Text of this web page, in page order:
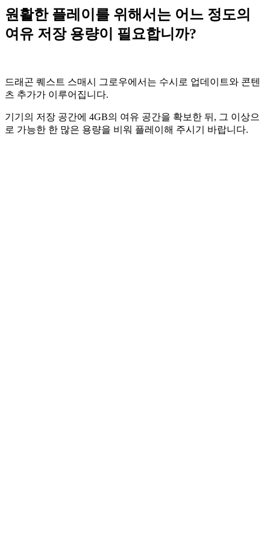
원활한 플레이를 위해서는 어느 정도의
여유 저장 용량이 필요합니까?
드래곤 퀘스트 스매시 그로우에서는 수시로 업데이트와 콘텐
츠 추가가 이루어집니다.
기기의 저장 공간에 4GB의 여유 공간을 확보한 뒤, 그 이상으
로 가능한 한 많은 용량을 비워 플레이해 주시기 바랍니다.